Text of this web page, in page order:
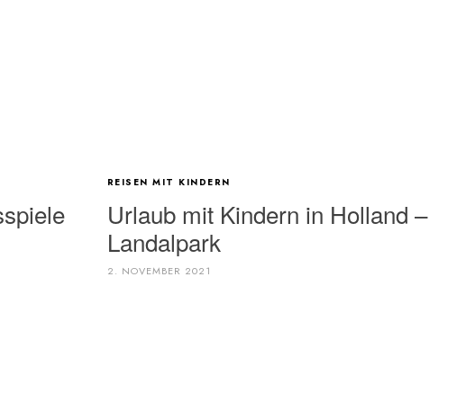
REISEN MIT KINDERN
Urlaub mit Kindern in Holland –
Landalpark
2. NOVEMBER 2021